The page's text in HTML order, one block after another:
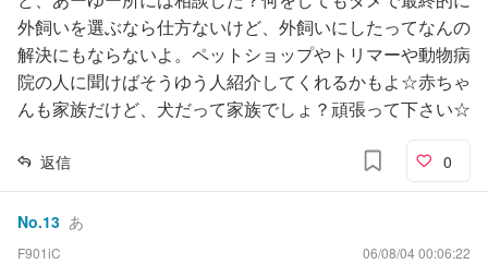
外飼いを選ぶなら仕方ないけど、外飼いにしたってなんの
解決にもならないよ。ペットショップやトリマーや動物病
院の人に聞けばそうゆう人紹介してくれるかもよ☆赤ちゃ
んも家族だけど、犬だって家族でしょ？頑張って下さい☆
返信 0
No.13 あ
F901iC 06/08/04 00:06:22